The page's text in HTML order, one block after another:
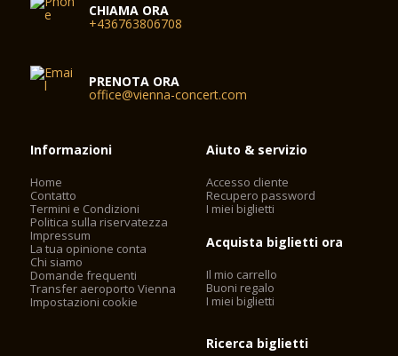
CHIAMA ORA
+436763806708
PRENOTA ORA
office@vienna-concert.com
Informazioni
Home
Contatto
Termini e Condizioni
Politica sulla riservatezza
Impressum
La tua opinione conta
Chi siamo
Domande frequenti
Transfer aeroporto Vienna
Impostazioni cookie
Aiuto & servizio
Accesso cliente
Recupero password
I miei biglietti
Acquista biglietti ora
Il mio carrello
Buoni regalo
I miei biglietti
Ricerca biglietti